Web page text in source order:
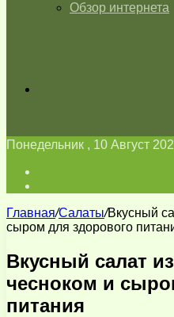
Обзор интернета
Понедельник , 10 Август
Главная/Салаты/Вкусный
сыром для здорового
Вкусный салат
чесноком и
питания